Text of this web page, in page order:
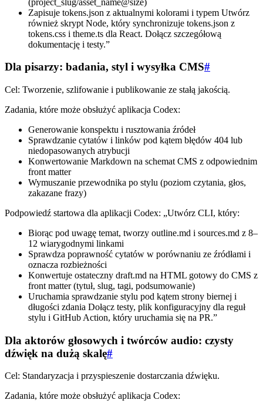
Zapisuje tokens.json z aktualnymi kolorami i typem Utwórz
również skrypt Node, który synchronizuje tokens.json z
tokens.css i theme.ts dla React. Dołącz szczegółową
dokumentację i testy.”
Dla pisarzy: badania, styl i wysyłka CMS#
Cel: Tworzenie, szlifowanie i publikowanie ze stałą jakością.
Zadania, które może obsłużyć aplikacja Codex:
Generowanie konspektu i rusztowania źródeł
Sprawdzanie cytatów i linków pod kątem błędów 404 lub
niedopasowanych atrybucji
Konwertowanie Markdown na schemat CMS z odpowiednim
front matter
Wymuszanie przewodnika po stylu (poziom czytania, głos,
zakazane frazy)
Podpowiedź startowa dla aplikacji Codex: „Utwórz CLI, który:
Biorąc pod uwagę temat, tworzy outline.md i sources.md z 8–
12 wiarygodnymi linkami
Sprawdza poprawność cytatów w porównaniu ze źródłami i
oznacza rozbieżności
Konwertuje ostateczny draft.md na HTML gotowy do CMS z
front matter (tytuł, slug, tagi, podsumowanie)
Uruchamia sprawdzanie stylu pod kątem strony biernej i
długości zdania Dołącz testy, plik konfiguracyjny dla reguł
stylu i GitHub Action, który uruchamia się na PR.”
Dla aktorów głosowych i twórców audio: czysty
dźwięk na dużą skalę#
Cel: Standaryzacja i przyspieszenie dostarczania dźwięku.
Zadania, które może obsłużyć aplikacja Codex: